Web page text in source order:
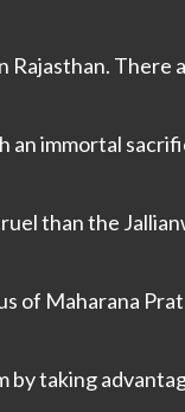
Rajasthan. There
an immortal
than the
of Maharana
by taking